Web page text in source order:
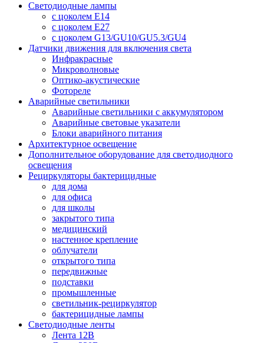
Светодиодные лампы
с цоколем E14
с цоколем E27
с цоколем G13/GU10/GU5.3/GU4
Датчики движения для включения света
Инфракрасные
Микроволновые
Оптико-акустические
Фотореле
Аварийные светильники
Аварийные светильники с аккумулятором
Аварийные световые указатели
Блоки аварийного питания
Архитектурное освещение
Дополнительное оборудование для светодиодного
освещения
Рециркуляторы бактерицидные
для дома
для офиса
для школы
закрытого типа
медицинский
настенное крепление
облучатели
открытого типа
передвижные
подставки
промышленные
светильник-рециркулятор
бактерицидные лампы
Светодиодные ленты
Лента 12В